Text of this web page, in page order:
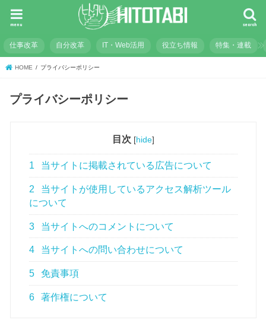
search
menu
仕事改革 自分改革 IT・Web活用 役立ち情報 特集・連載
HOME プライバシーポリシー
プライバシーポリシー
目次 [hide]
1 当サイトに掲載されている広告について
2
当サイトが使用しているアクセス解析ツール
について
3 当サイトへのコメントについて
4 当サイトへの問い合わせについて
5 免責事項
6 著作権について